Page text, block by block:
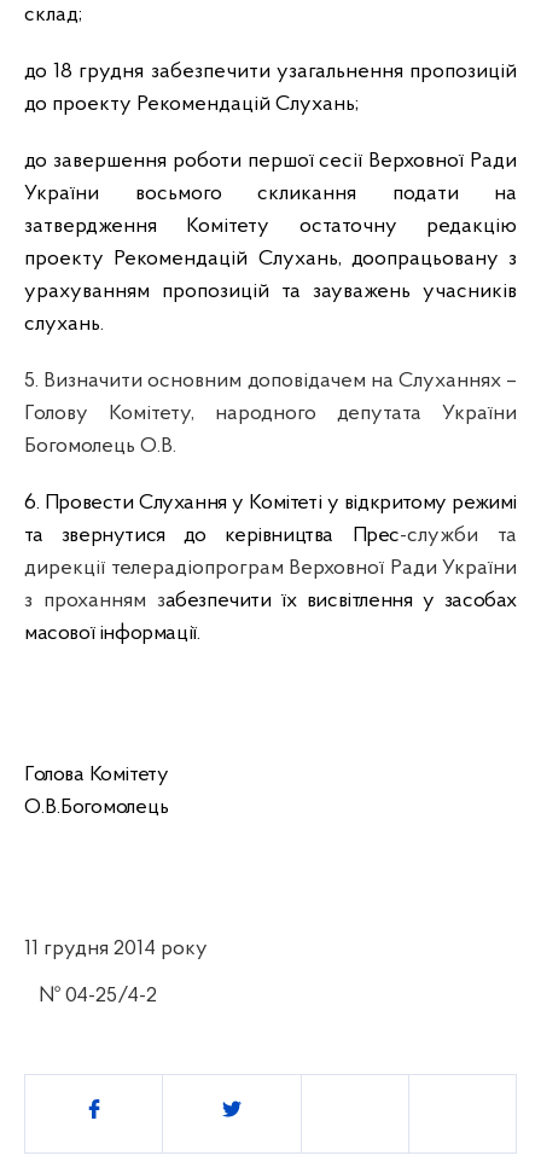
склад;
до 18 грудня забезпечити узагальнення пропозицій
до проекту Рекомендацій Слухань;
до завершення роботи першої сесії Верховної Ради
України восьмого скликання подати на
затвердження Комітету остаточну редакцію
проекту Рекомендацій Слухань, доопрацьовану з
урахуванням пропозицій та зауважень учасників
слухань.
5. Визначити основним доповідачем на Слуханнях –
Голову Комітету, народного депутата України
Богомолець О.В.
6. Провести Слухання у Комітеті у відкритому режимі
та звернутися до керівництва Прес-служби та
дирекції телерадіопрограм Верховної Ради України
з проханням забезпечити їх висвітлення у засобах
масової інформації.
Голова Комітету
О.В. Богомолець
11 грудня 2014 року
№ 04-25/4-2
Поділитись